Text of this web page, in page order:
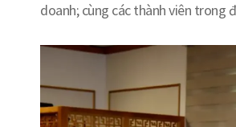
doanh; cùng các thành viên trong